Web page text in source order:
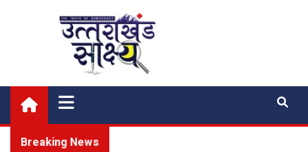
Uttarakhand Shakshya
My News Portal
Breaking News